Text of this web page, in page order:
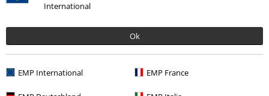
International
Ok
EMP International EMP France